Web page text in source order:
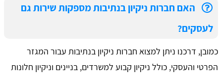
האם חברות ניקיון בנתיבות מספקות שירות גם
לעסקים?
כמובן, דרכנו ניתן למצוא חברות ניקיון בנתיבות עבור המגזר
הפרטי והעסקי, כולל ניקיון קבוע למשרדים, בניינים וניקיון חלונות